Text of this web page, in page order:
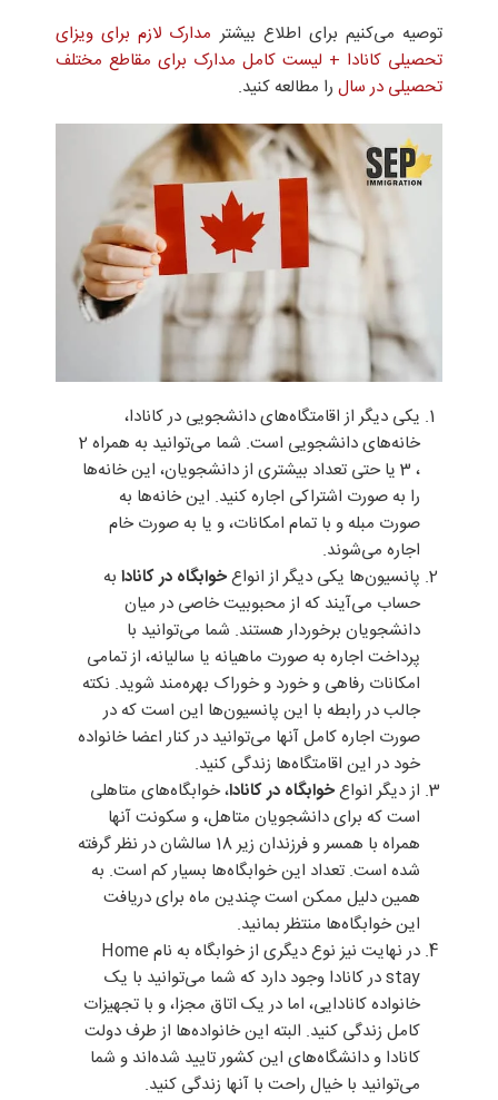
توصیه می‌کنیم برای اطلاع بیشتر مدارک لازم برای ویزای
تحصیلی کانادا + لیست کامل مدارک برای مقاطع مختلف
تحصیلی در سال را مطالعه کنید.
یکی دیگر از اقامتگاه‌های دانشجویی در کانادا،
خانه‌های دانشجویی است. شما می‌توانید به همراه 2
، 3 یا حتی تعداد بیشتری از دانشجویان، این خانه‌ها
را به صورت اشتراکی اجاره کنید. این خانه‌ها به
صورت مبله و با تمام امکانات، و یا به صورت خام
اجاره می‌شوند.
پانسیون‌ها یکی دیگر از انواعخوابگاه در کانادا به
حساب می‌آیند که از محبوبیت خاصی در میان
دانشجویان برخوردار هستند. شما می‌توانید با
پرداخت اجاره به صورت ماهیانه یا سالیانه، از تمامی
امکانات رفاهی و خورد و خوراک بهره‌مند شوید. نکته‌
جالب در رابطه با این پانسیون‌ها این است که در
صورت اجاره کامل آنها می‌توانید در کنار اعضا خانواده
خود در این اقامتگاه‌ها زندگی کنید.
از دیگر انواعخوابگاه در کانادا، خوابگاه‌های متاهلی
است که برای دانشجویان متاهل، و سکونت آنها
همراه با همسر و فرزندان زیر 18 سالشان در نظر گرفته
شده است. تعداد این خوابگاه‌ها بسیار کم است. به
همین دلیل ممکن است چندین ماه برای دریافت
این خوابگاه‌ها منتظر بمانید.
در نهایت نیز نوع دیگری از خوابگاه به نام Home
stay در کانادا وجود دارد که شما می‌توانید با یک
خانواده‌ کانادایی، اما در یک اتاق مجزا، و با تجهیزات
کامل زندگی کنید. البته این خانواده‌ها از طرف دولت
کانادا و دانشگاه‌های این کشور تایید شده‌اند و شما
می‌توانید با خیال راحت با آنها زندگی کنید.